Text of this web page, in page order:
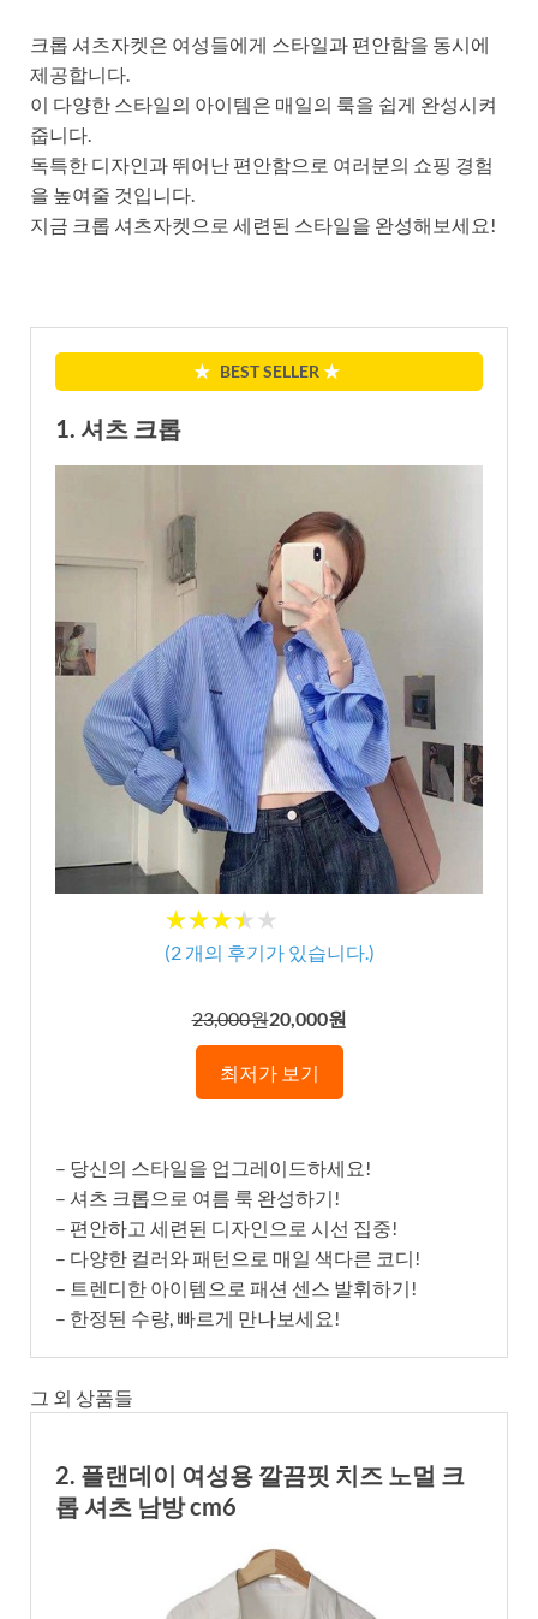
크롭 셔츠자켓은 여성들에게 스타일과 편안함을 동시에
제공합니다.
이 다양한 스타일의 아이템은 매일의 룩을 쉽게 완성시켜
줍니다.
독특한 디자인과 뛰어난 편안함으로 여러분의 쇼핑 경험
을 높여줄 것입니다.
지금 크롭 셔츠자켓으로 세련된 스타일을 완성해보세요!
★ BEST SELLER★
1. 셔츠 크롭
★★★★★
★★★★★
(2개의 후기가 있습니다.)
23,000원20,000원
최저가 보기
– 당신의 스타일을 업그레이드하세요!
– 셔츠 크롭으로 여름 룩 완성하기!
– 편안하고 세련된 디자인으로 시선 집중!
– 다양한 컬러와 패턴으로 매일 색다른 코디!
– 트렌디한 아이템으로 패션 센스 발휘하기!
– 한정된 수량, 빠르게 만나보세요!
그 외 상품들
2. 플랜데이 여성용 깔끔핏 치즈 노멀 크
롭 셔츠 남방 cm6